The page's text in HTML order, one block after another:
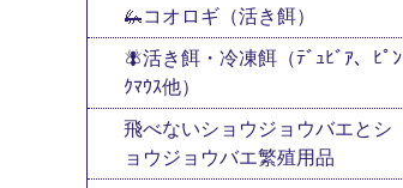
🦗コオロギ（活き餌）
🪰活き餌・冷凍餌（ﾃﾞｭﾋﾞｱ、ﾋﾟﾝ
ｸﾏｳｽ他）
飛べないショウジョウバエとシ
ョウジョウバエ繁殖用品